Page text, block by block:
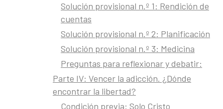
Solución provisional n.º 1: Rendición de
cuentas
Solución provisional n.º 2: Planificación
Solución provisional n.º 3: Medicina
Preguntas para reflexionar y debatir:
Parte IV: Vencer la adicción. ¿Dónde
encontrar la libertad?
Condición previa: Solo Cristo